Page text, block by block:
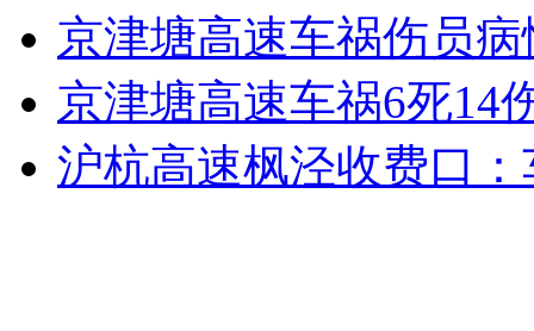
外交部：有关国家言论片面不公正
安徽一实载49人客车翻车
京津塘高速车祸伤员
京津塘高速车祸6死14
沪杭高速枫泾收费口